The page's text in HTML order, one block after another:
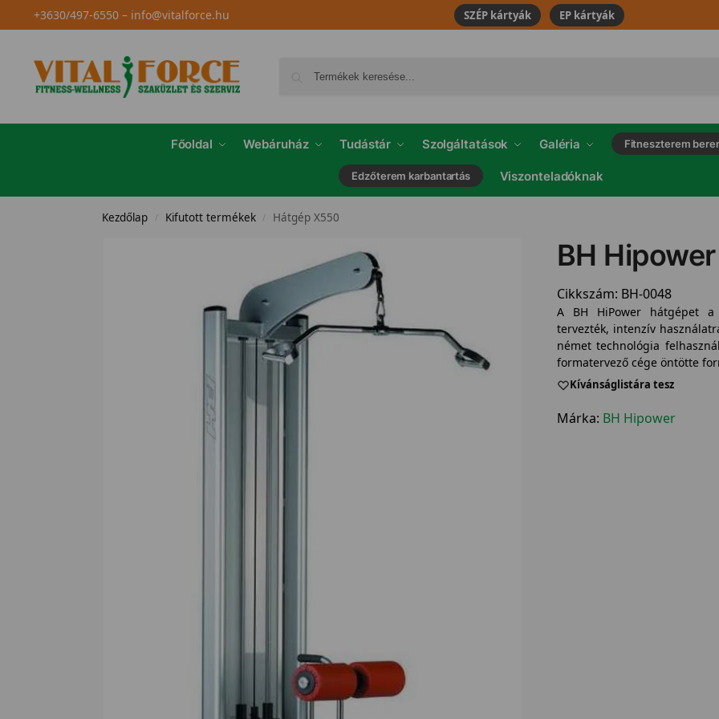
+3630/497-6550– info@vitalforce.hu SZÉP kártyák EP kártyák
Főoldal Webáruház Tudástár Szolgáltatások Galéria Fitneszterem
Edzőterem karbantartás Viszonteladóknak
Kezdőlap / Kifutott termékek / Hátgép X550
BH
Cikkszám: BH-0048
A BH HiPower hátgépet a
tervezték, intenzív
német technológia
formatervező cége öntötte
Kívánságlistára tesz
Márka: BH Hipower